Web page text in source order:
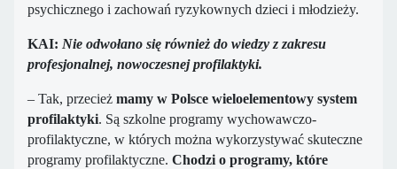
psychicznego i zachowań ryzykownych dzieci i młodzieży.
KAI: Nie odwołano się również do wiedzy z zakresu
profesjonalnej, nowoczesnej profilaktyki.
– Tak, przecież mamy w Polsce wieloelementowy system
profilaktyki. Są szkolne programy wychowawczo-
profilaktyczne, w których można wykorzystywać skuteczne
programy profilaktyczne. Chodzi o programy, które